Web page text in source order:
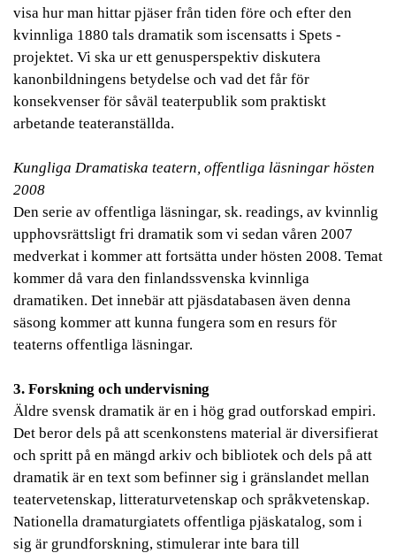
visa hur man hittar pjäser från tiden före och efter den
kvinnliga 1880 tals dramatik som iscensatts i Spets -
projektet. Vi ska ur ett genusperspektiv diskutera
kanonbildningens betydelse och vad det får för
konsekvenser för såväl teaterpublik som praktiskt
arbetande teateranställda.
Kungliga Dramatiska teatern, offentliga läsningar hösten
2008
Den serie av offentliga läsningar, sk. readings, av kvinnlig
upphovsrättsligt fri dramatik som vi sedan våren 2007
medverkat i kommer att fortsätta under hösten 2008. Temat
kommer då vara den finlandssvenska kvinnliga
dramatiken. Det innebär att pjäsdatabasen även denna
säsong kommer att kunna fungera som en resurs för
teaterns offentliga läsningar.
3. Forskning och undervisning
Äldre svensk dramatik är en i hög grad outforskad empiri.
Det beror dels på att scenkonstens material är diversifierat
och spritt på en mängd arkiv och bibliotek och dels på att
dramatik är en text som befinner sig i gränslandet mellan
teatervetenskap, litteraturvetenskap och språkvetenskap.
Nationella dramaturgiatets offentliga pjäskatalog, som i
sig är grundforskning, stimulerar inte bara till